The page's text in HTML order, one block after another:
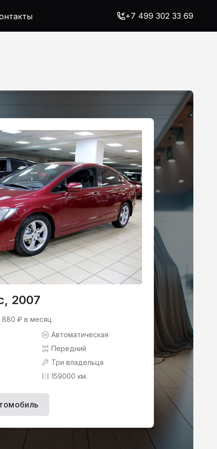
+7 499 302 33 69
2007
880 ₽ в месяц
Автоматическая
Передний
Три владельца
159000 км.